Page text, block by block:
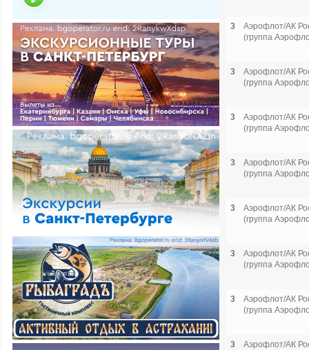
3
Аэрофлот/АК
(группа
3
Аэрофлот/АК
(группа
3
Аэрофлот/АК
(группа
3
Аэрофлот/АК
(группа
3
Аэрофлот/АК
(группа
3
Аэрофлот/АК
(группа
3
Аэрофлот/АК
(группа
3
Аэрофлот/АК